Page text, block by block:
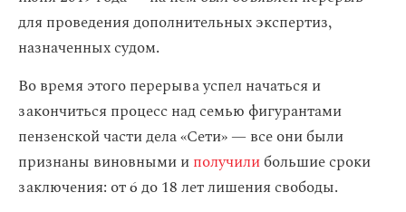
для проведения дополнительных экспертиз,
назначенных судом.
Во время этого перерыва успел начаться и
закончиться процесс над семью фигурантами
пензенской части дела «Сети» — все они были
признаны виновными иполучилибольшие сроки
заключения: от 6 до 18 лет лишения свободы.